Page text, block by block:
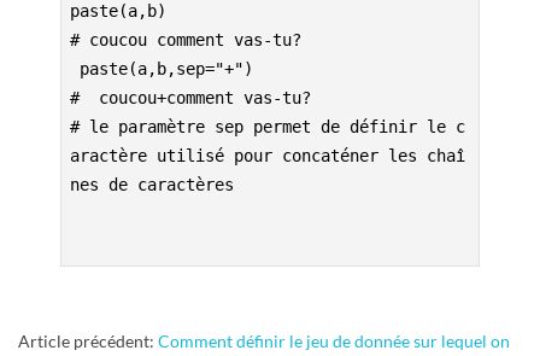
paste(a,b)
# coucou comment vas-tu?
paste(a,b,sep="+")
#  coucou+comment vas-tu?
# le paramètre sep permet de définir le c
aractère utilisé pour concaténer les chaî
nes de caractères
2011-
Article précédent: Comment définir le jeu de donnée sur lequel on